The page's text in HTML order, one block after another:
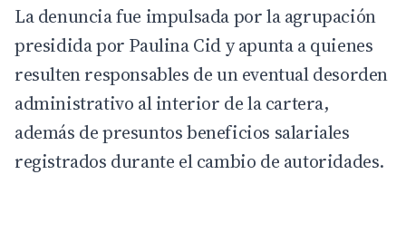
La denuncia fue impulsada por la agrupación
presidida por Paulina Cid y apunta a quienes
resulten responsables de un eventual desorden
administrativo al interior de la cartera,
además de presuntos beneficios salariales
registrados durante el cambio de autoridades.